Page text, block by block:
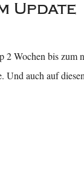
Update
2 Wochen bis zum
Und auch auf